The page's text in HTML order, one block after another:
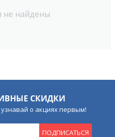
найдены
СКИДКИ
о акциях первым!
ПОДПИСАТЬСЯ